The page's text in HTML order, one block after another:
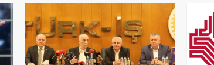
balkon, kış bahçesi, panjur ve
küpeşte çözümlerini tek çatı altında
sunuyor. Fıratpen kurumsal bayiliği
ile çalışıyor olmamız; profil kalitesi,
aksesuar standardı...